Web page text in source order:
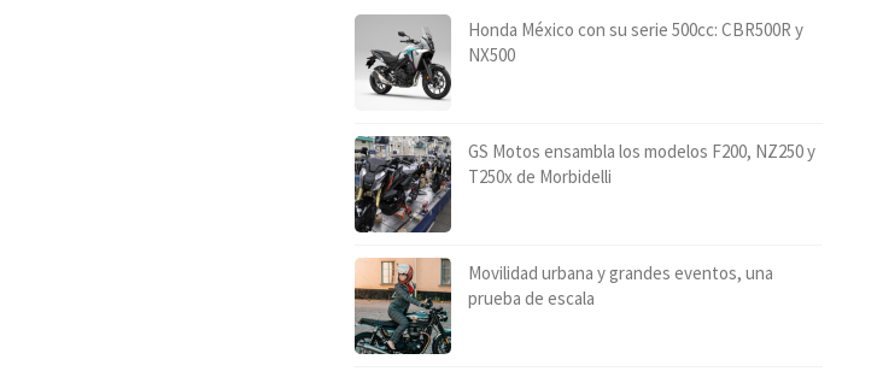
Honda México con su serie 500cc: CBR500R y
NX500
GS Motos ensambla los modelos F200, NZ250 y
T250x de Morbidelli
Movilidad urbana y grandes eventos, una
prueba de escala